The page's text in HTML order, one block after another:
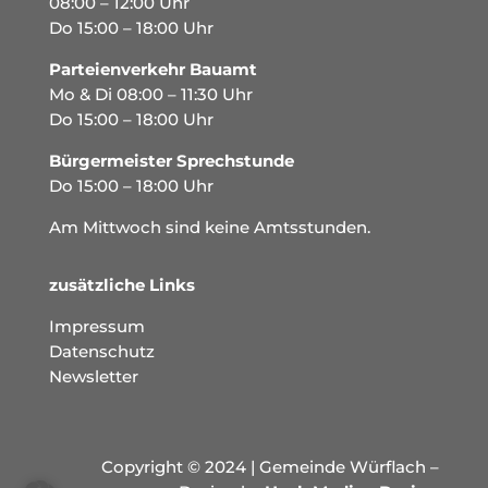
Do 15:00 – 18:00 Uhr
Parteienverkehr Bauamt
Mo & Di 08:00 – 11:30 Uhr
Do 15:00 – 18:00 Uhr
Bürgermeister Sprechstunde
Do 15:00 – 18:00 Uhr
Am Mittwoch sind keine Amtsstunden.
zusätzliche Links
Impressum
Datenschutz
Newsletter
Copyright © 2024 | Gemeinde Würflach –